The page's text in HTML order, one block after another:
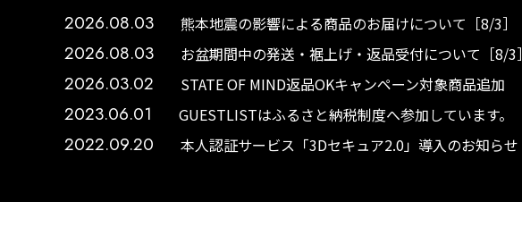
2026.08.03 熊本地震の影響による商品のお届けについて［8/3］
2026.08.03 お盆期間中の発送・裾上げ・返品受付について［8/3］
2026.03.02 STATE OF MIND返品OKキャンペーン対象商品追加
2023.06.01 GUESTLISTはふるさと納税制度へ参加しています。
2022.09.20 本人認証サービス「3Dセキュア2.0」導入のお知らせ